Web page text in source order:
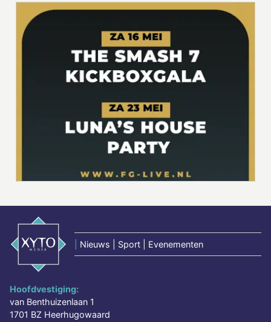
Nieuws | Sport | Evenementen
Hoofdvestiging:
van Benthuizenlaan 1
1701 BZ Heerhugowaard